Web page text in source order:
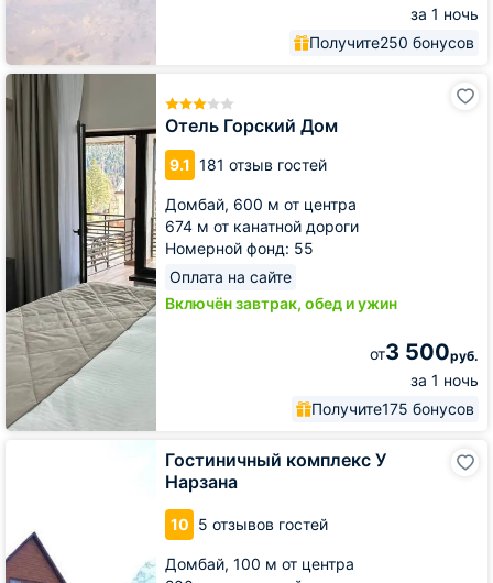
за 1 ночь
Получите250 бонусов
Отель Горский Дом
9.1 181 отзыв гостей
Домбай, 600 м от центра
674 м от канатной дороги
Номерной фонд: 55
Оплата на сайте
Включён завтрак, обед и ужин
от3 500руб.
за 1 ночь
Получите175 бонусов
Отель
Горский
Дом
Гостиничный комплекс У
Нарзана
10 5 отзывов гостей
Домбай, 100 м от центра